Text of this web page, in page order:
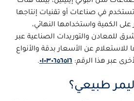
في صناعات أو تقنيات إنتاجها
الكمية واستخدامها النهائي،
للمعادن والتوريدات الصناعية عبر
عن الأسعار بدقة والأنواع
عبر هذا الرقم: ٠١٠٣٠٦٥٦٥١٦.
طبيعي؟